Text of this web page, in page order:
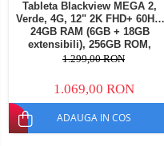
Tableta Blackview MEGA 2,
Verde, 4G, 12" 2K FHD+ 60Hz,
24GB RAM (6GB + 18GB
extensibili), 256GB ROM,
Android 15, Unisoc T615,
Stylus, Face Unlock, Dual SIM
1.299,00 RON
1.069,00 RON
ADAUGA IN COS